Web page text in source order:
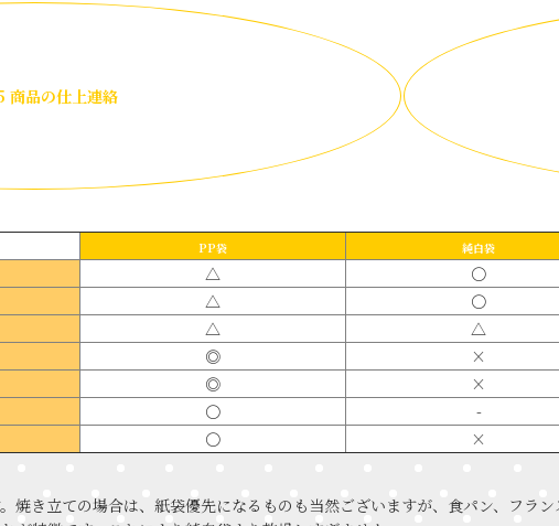
商品の仕上連絡
PP袋 純白袋
△ 〇
△ 〇
△ △
◎ ×
◎ ×
〇 -
〇 ×
き立ての場合は、紙袋優先になるものも当然ございますが、食パン、フラ